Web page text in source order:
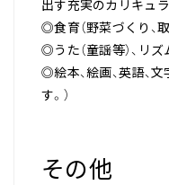
出す充実のカリキュ
◎食育（野菜づくり、
◎うた（童謡等）、リ
◎絵本、絵画、英語、
す。）
その他